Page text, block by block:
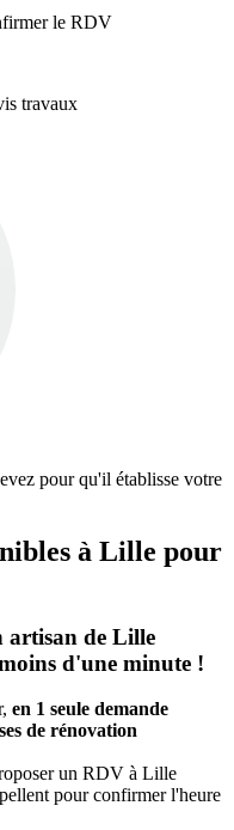
le RDV
travaux
pour qu'il établisse votre
à Lille pour
artisan de Lille
d'une minute !
en 1 seule demande
de rénovation
un RDV à Lille
pour confirmer l'heure